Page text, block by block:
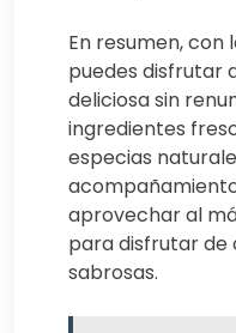
En resumen, con
puedes disfrutar
deliciosa sin
ingredientes
especias
aprovechar al
para disfrutar de
sabrosas.